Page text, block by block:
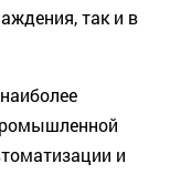
так и в
и